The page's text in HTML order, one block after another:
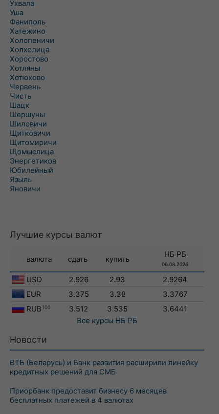
Ухвала
Уша
Фаниполь
Хатежино
Холопеничи
Холхолица
Хоростово
Хотляны
Хотюхово
Червень
Чисть
Шацк
Шершуны
Шиловичи
Щитковичи
Щитомиричи
Щомыслица
Энергетиков
Юбилейный
Языль
Яновичи
Лучшие курсы валют
валюта сдать купить
НБ РБ
06.08.2026
USD 2.926 2.93
2.9264
EUR
3.375 3.38
3.3767
RUB 100 3.512 3.535
3.6441
Все курсы НБ РБ
Новости
ВТБ (Беларусь) и Банк развития расширили линейку
кредитных решений для СМБ
Приорбанк предоставит бизнесу 6 месяцев
бесплатных платежей в 4 валютах